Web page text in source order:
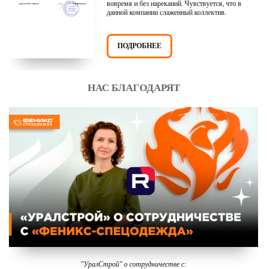
вовремя и без нареканий. Чувствуется, что в
данной компании слаженный коллектив.
ПОДРОБНЕЕ
НАС БЛАГОДАРЯТ
"УралСтрой" о сотрудничестве с: